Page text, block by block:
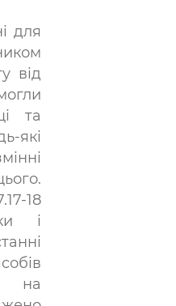
для
від
та
які
18
і
на